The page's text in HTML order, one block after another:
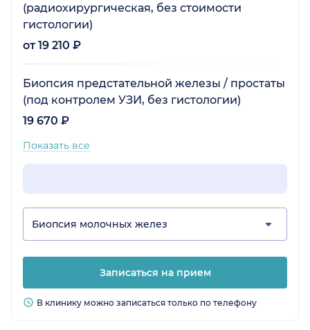
(радиохирургическая, без стоимости
гистологии)
от 19 210 ₽
Биопсия предстательной железы / простаты
(под контролем УЗИ, без гистологии)
19 670 ₽
Показать все
Биопсия молочных желез
Записаться на прием
В клинику можно записаться только по телефону